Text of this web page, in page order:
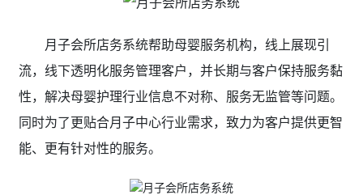
月子会所店务系统帮助母婴服务机构，线上展现引
流，线下透明化服务管理客户，并长期与客户保持服务黏
性，解决母婴护理行业信息不对称、服务无监管等问题。
同时为了更贴合月子中心行业需求，致力为客户提供更智
能、更有针对性的服务。